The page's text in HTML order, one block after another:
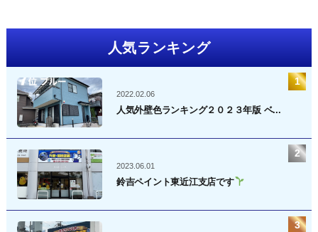
人気ランキング
2022.02.06
人気外壁色ランキング２０２３年版 ベ...
2023.06.01
鈴吉ペイント東近江支店です